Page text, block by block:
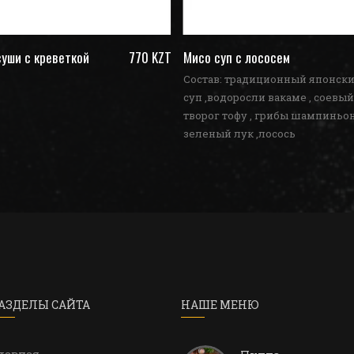
с креветкой 770 KZT Мисо суп с лососем
Состав: традиционный
суп ,водоросли вакаме , соевый
творог тофу , грибы
зеленый лук ,лосось
САЙТА НАШЕ МЕНЮ